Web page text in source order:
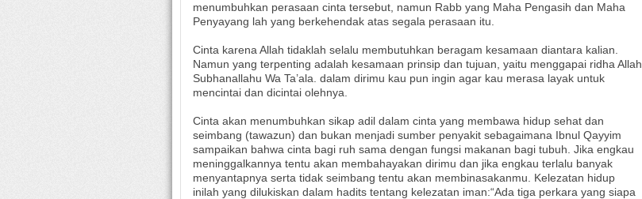
menumbuhkan perasaan cinta tersebut, namun Rabb yang Maha Pengasih dan Maha
Penyayang lah yang berkehendak atas segala perasaan itu.
Cinta karena Allah tidaklah selalu membutuhkan beragam kesamaan diantara kalian.
Namun yang terpenting adalah kesamaan prinsip dan tujuan, yaitu menggapai ridha Allah
Subhanallahu Wa Ta’ala. dalam dirimu kau pun ingin agar kau merasa layak untuk
mencintai dan dicintai olehnya.
Cinta akan menumbuhkan sikap adil dalam cinta yang membawa hidup sehat dan
seimbang (tawazun) dan bukan menjadi sumber penyakit sebagaimana Ibnul Qayyim
sampaikan bahwa cinta bagi ruh sama dengan fungsi makanan bagi tubuh. Jika engkau
meninggalkannya tentu akan membahayakan dirimu dan jika engkau terlalu banyak
menyantapnya serta tidak seimbang tentu akan membinasakanmu. Kelezatan hidup
inilah yang dilukiskan dalam hadits tentang kelezatan iman:“Ada tiga perkara yang siapa